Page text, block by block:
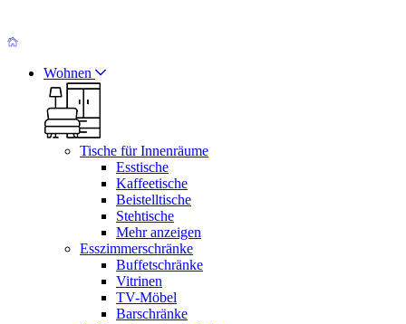
Wohnen
Tische für Innenräume
Esstische
Kaffeetische
Beistelltische
Stehtische
Mehr anzeigen
Esszimmerschränke
Buffetschränke
Vitrinen
TV-Möbel
Barschränke